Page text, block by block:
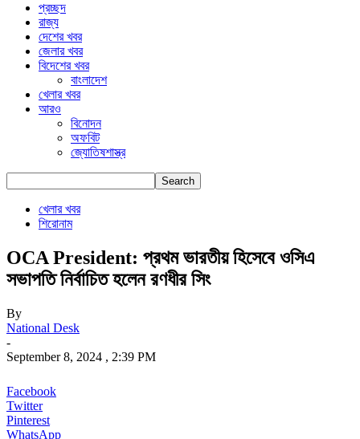
প্রচ্ছদ
রাজ্য
দেশের খবর
জেলার খবর
বিদেশের খবর
বাংলাদেশ
খেলার খবর
আরও
বিনোদন
অফবিট
জ্যোতিষশাস্ত্র
খেলার খবর
শিরোনাম
OCA President: প্রথম ভারতীয় হিসেবে ওসিএ
সভাপতি নির্বাচিত হলেন রণধীর সিং
By
National Desk
-
September 8, 2024 , 2:39 PM
Facebook
Twitter
Pinterest
WhatsApp